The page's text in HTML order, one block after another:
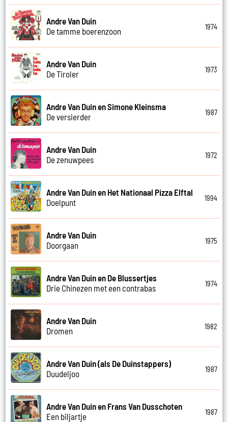
Andre Van Duin
De tamme boerenzoon
1974
Andre Van Duin
De Tiroler
1973
Andre Van Duin en Simone Kleinsma
De versierder
1987
Andre Van Duin
De zenuwpees
1972
Andre Van Duin en Het Nationaal Pizza Elftal
Doelpunt
1994
Andre Van Duin
Doorgaan
1975
Andre Van Duin en De Blussertjes
Drie Chinezen met een contrabas
1974
Andre Van Duin
Dromen
1982
Andre Van Duin (als De Duinstappers)
Duudeljoo
1987
Andre Van Duin en Frans Van Dusschoten
Een biljartje
1987